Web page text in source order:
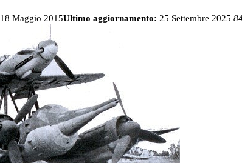
18 Maggio 2015Ultimo aggiornamento: 25 Settembre 2025